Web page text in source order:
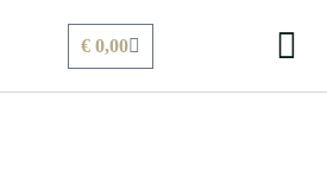
€0,00Warenkorb